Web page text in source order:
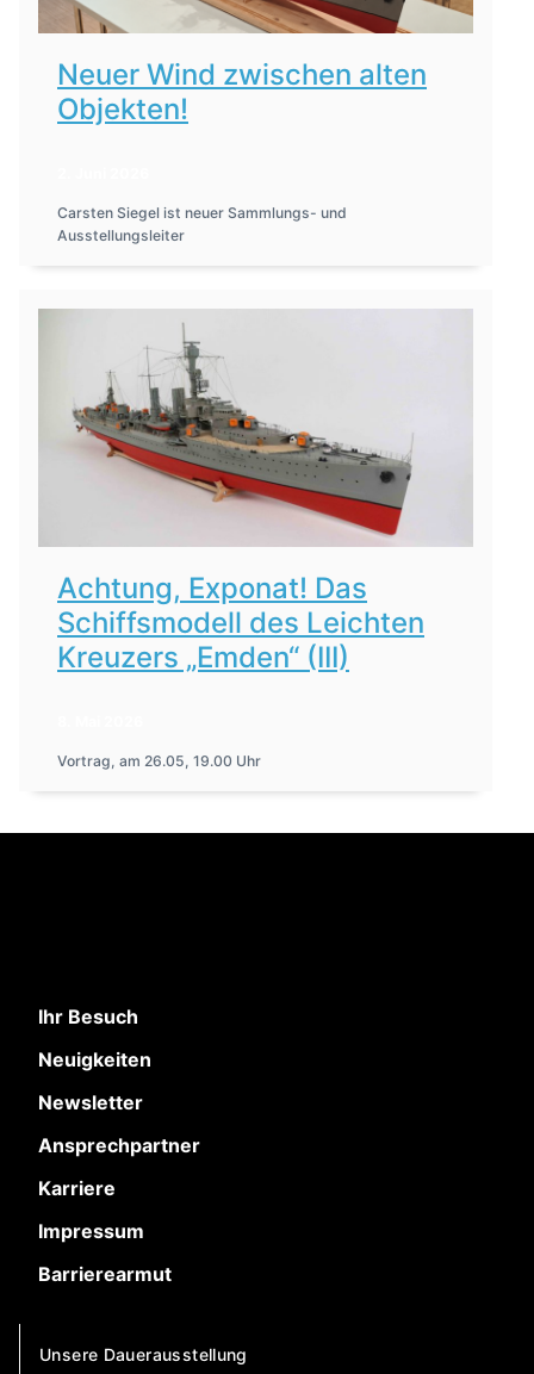
Neuer Wind zwischen alten
Objekten!
Carsten Siegel ist neuer Sammlungs- und
Ausstellungsleiter
Achtung, Exponat! Das
Schiffsmodell des Leichten
Kreuzers „Emden“ (III)
Vortrag, am 26.05, 19.00 Uhr
Ihr Besuch
Neuigkeiten
Newsletter
Ansprechpartner
Karriere
Impressum
Barrierearmut
Unsere Dauerausstellung